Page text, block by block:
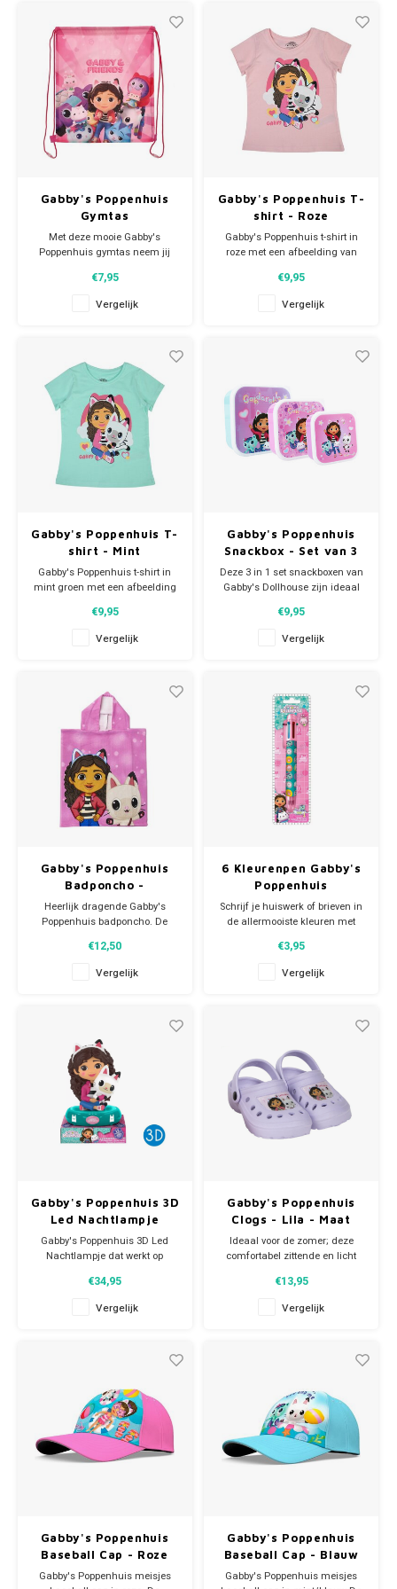
kleingeld. Op de voorkant een
leuke
Gabby's Poppenhuis
Gymtas
Met deze mooie Gabby's
Poppenhuis gymtas neem jij
zwemspulletjes mee! Zelfs als
je gaat logeren is er genoeg
ruimte voor je pyjama,
De Disney zwemtas sluit met
koorden die eenvoudig aa
€7,95
Vergelijk
Gabby's Poppenhuis T-
shirt - Roze
Gabby's Poppenhuis t-shirt in
roze met een afbeelding van
Materiaal: 100% katoen.
Helemaal trendy de zomer in!
€9,95
Vergelijk
Gabby's Poppenhuis T-
shirt - Mint
Gabby's Poppenhuis t-shirt in
mint groen met een afbeelding
Materiaal: 100% katoen.
Helemaal trendy de zomer in!
€9,95
Vergelijk
Gabby's Poppenhuis
Snackbox - Set van 3
Deze 3 in 1 set snackboxen van
Gabby's Dollhouse zijn ideaal
mee te nemen. Er zijn 3
snackboxen van verschillende
formaten. Elke snackbox bevat
haar dierbare kattenvriendjes.
€9,95
Vergelijk
Gabby's Poppenhuis
Badponcho -
Sneldrogend
Heerlijk dragende Gabby's
Poppenhuis badponcho. De
handdoek is ideaal na het
badderen of als je uit de zee of
het zwembad komt. Hup, je
bent tevens beschermd tegen
felle zon.
€12,50
Vergelijk
6 Kleurenpen Gabby's
Poppenhuis
Schrijf je huiswerk of brieven in
de allermooiste kleuren met
Poppenhuis. Wordt geleverd op
blister.
€3,95
Vergelijk
Gabby's Poppenhuis 3D
Led Nachtlampje
Gabby's Poppenhuis 3D Led
Nachtlampje dat werkt op
van het lampje gaat het na ca
15 minuten automatisch uit.
Afmeting: ca 25 cm. Werkt op
€34,95
Vergelijk
Gabby's Poppenhuis
Clogs - Lila - Maat
30/31
Ideaal voor de zomer; deze
comfortabel zittende en licht
meisjes clogs. De Gabby's
Dollhouse Clogs zijn makkelijk
aan- en uit te trekken. Maat
€13,95
Vergelijk
Gabby's Poppenhuis
Baseball Cap - Roze
Gabby's Poppenhuis meisjes
Gabby's Poppenhuis
Baseball Cap - Blauw
Gabby's Poppenhuis meisjes